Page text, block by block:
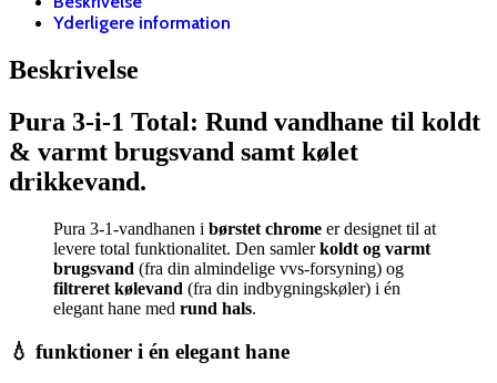
Yderligere information
Beskrivelse
Pura 3-i-1 Total: Rund vandhane til koldt
& varmt brugsvand samt kølet
drikkevand.
Pura 3-1-vandhanen i børstet chrome er designet til at
levere total funktionalitet. Den samlerkoldt og varmt
brugsvand (fra din almindelige vvs-forsyning) og
filtreret kølevand (fra din indbygningskøler) i én
elegant hane med rund hals.
💧 funktioner i én elegant hane